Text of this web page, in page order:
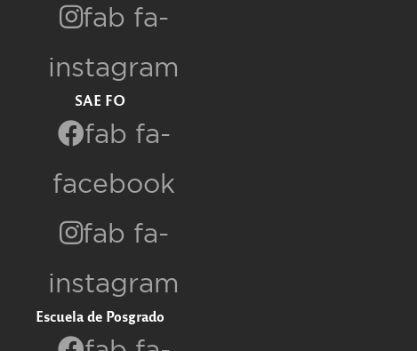
fab fa-
instagram
SAE FO
fab fa-
facebook
fab fa-
instagram
Escuela de Posgrado